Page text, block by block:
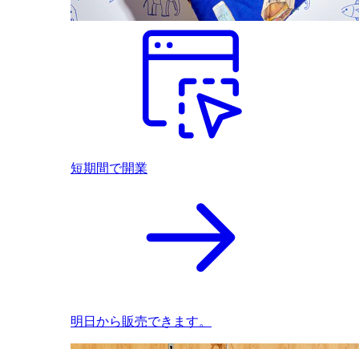
短期間で開業
明日から販売できます。